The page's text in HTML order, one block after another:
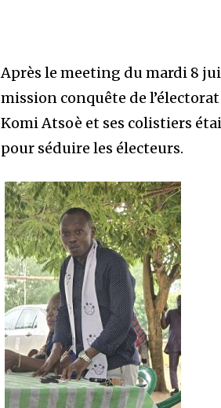
Après le meeting du mardi 8
mission conquête de l’électorat
Komi Atsoè et ses colistiers
pour séduire les électeurs.